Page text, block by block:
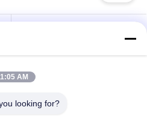
cryogéniques
cryogénique
AM
looking for?